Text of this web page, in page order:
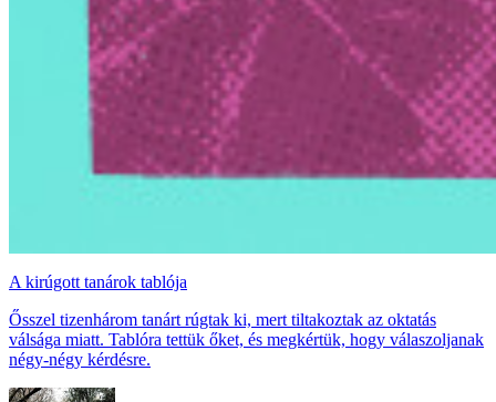
A kirúgott tanárok tablója
Ősszel tizenhárom tanárt rúgtak ki, mert tiltakoztak az oktatás
válsága miatt. Tablóra tettük őket, és megkértük, hogy válaszoljanak
négy-négy kérdésre.